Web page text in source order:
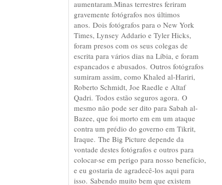
aumentaram.Minas terrestres feriram
gravemente fotógrafos nos últimos
anos. Dois fotógrafos para o New York
Times, Lynsey Addario e Tyler Hicks,
foram presos com os seus colegas de
escrita para vários dias na Líbia, e foram
espancados e abusados. Outros fotógrafos
sumiram assim, como Khaled al-Hariri,
Roberto Schmidt, Joe Raedle e Altaf
Qadri. Todos estão seguros agora. O
mesmo não pode ser dito para Sabah al-
Bazee, que foi morto em em um ataque
contra um prédio do governo em Tikrit,
Iraque. The Big Picture depende da
vontade destes fotógrafos e outros para
colocar-se em perigo para nosso benefício,
e eu gostaria de agradecê-los aqui para
isso. Sabendo muito bem que existem